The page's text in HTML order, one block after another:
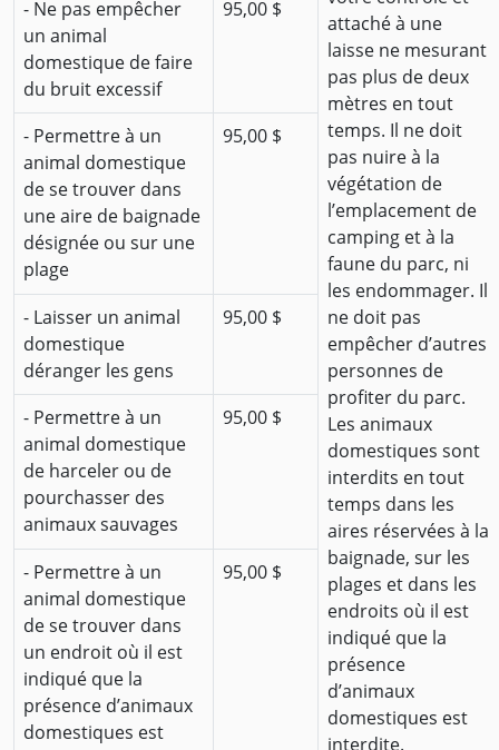
attaché à une
laisse ne mesurant
pas plus de deux
mètres en tout
temps. Il ne doit
pas nuire à la
végétation de
l’emplacement de
camping et à la
faune du parc, ni
les endommager. Il
ne doit pas
empêcher d’autres
personnes de
profiter du parc.
Les animaux
domestiques sont
interdits en tout
temps dans les
aires réservées à la
baignade, sur les
plages et dans les
endroits où il est
indiqué que la
présence
d’animaux
domestiques est
interdite.
- Ne pas empêcher
un animal
domestique de faire
du bruit excessif
95,00 $
- Permettre à un
animal domestique
de se trouver dans
une aire de baignade
désignée ou sur une
plage
95,00 $
- Laisser un animal
domestique
déranger les gens
95,00 $
- Permettre à un
animal domestique
de harceler ou de
pourchasser des
animaux sauvages
95,00 $
- Permettre à un
animal domestique
de se trouver dans
un endroit où il est
indiqué que la
présence d’animaux
domestiques est
95,00 $